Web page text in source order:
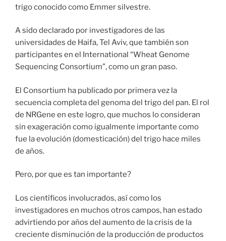
trigo conocido como Emmer silvestre.
A sido declarado por investigadores de las
universidades de Haifa, Tel Aviv, que también son
participantes en el International “Wheat Genome
Sequencing Consortium”, como un gran paso.
El Consortium ha publicado por primera vez la
secuencia completa del genoma del trigo del pan. El rol
de NRGene en este logro, que muchos lo consideran
sin exageración como igualmente importante como
fue la evolución (domesticación) del trigo hace miles
de años.
Pero, por que es tan importante?
Los científicos involucrados, así como los
investigadores en muchos otros campos, han estado
advirtiendo por años del aumento de la crisis de la
creciente disminución de la producción de productos